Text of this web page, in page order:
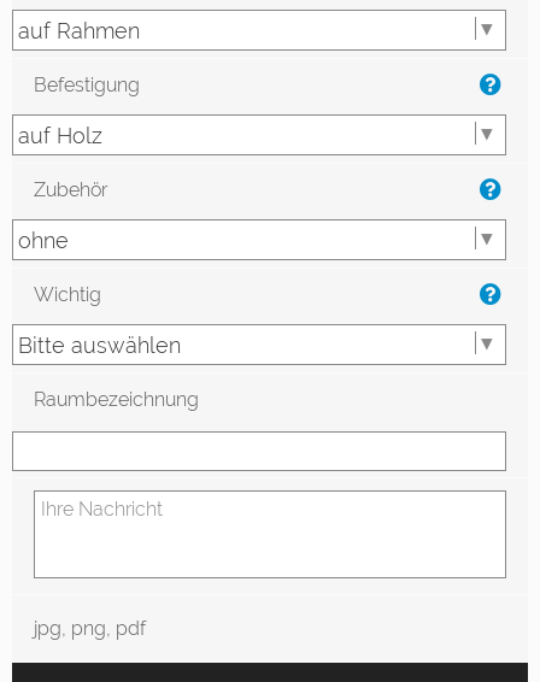
Befestigung
Zubehör
Wichtig
Raumbezeichnung
jpg, png, pdf